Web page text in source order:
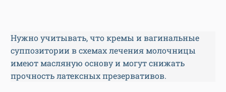
Нужно учитывать, что кремы и вагинальные
суппозитории в схемах лечения молочницы
имеют масляную основу и могут снижать
прочность латексных презервативов.